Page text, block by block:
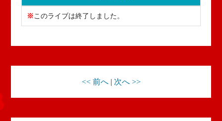
※このライブは終了しました。
<< 前へ| 次へ >>